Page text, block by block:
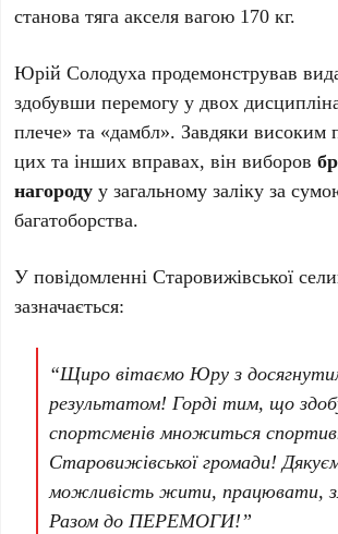
станова тяга акселя вагою 170 кг.
Юрій Солодуха продемонстрував
здобувши перемогу у двох
плече» та «дамбл». Завдяки високим
цих та інших вправах, він виборов
нагороду у загальному заліку за
багатоборства.
У повідомленні Старовижівської
зазначається:
“Щиро вітаємо Юру з
результатом! Горді тим, що
спортсменів множиться
Старовижівської громади!
можливість жити, працювати,
Разом до ПЕРЕМОГИ!”